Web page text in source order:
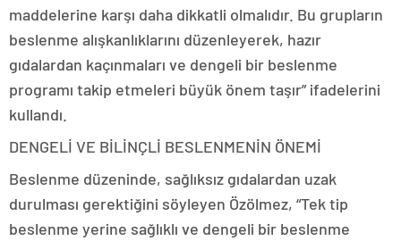
maddelerine karşı daha dikkatli olmalıdır. Bu grupların
beslenme alışkanlıklarını düzenleyerek, hazır
gıdalardan kaçınmaları ve dengeli bir beslenme
programı takip etmeleri büyük önem taşır” ifadelerini
kullandı.
DENGELİ VE BİLİNÇLİ BESLENMENİN ÖNEMİ
Beslenme düzeninde, sağlıksız gıdalardan uzak
durulması gerektiğini söyleyen Özölmez, “Tek tip
beslenme yerine sağlıklı ve dengeli bir beslenme